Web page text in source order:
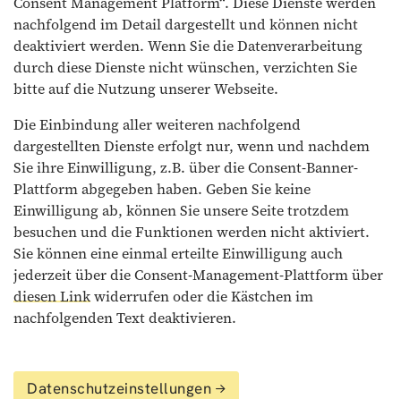
nachfolgend im Detail dargestellt und können nicht
deaktiviert werden. Wenn Sie die Datenverarbeitung
durch diese Dienste nicht wünschen, verzichten Sie
bitte auf die Nutzung unserer Webseite.
Die Einbindung aller weiteren nachfolgend
dargestellten Dienste erfolgt nur, wenn und nachdem
Sie ihre Einwilligung, z.B. über die Consent-Banner-
Plattform abgegeben haben. Geben Sie keine
Einwilligung ab, können Sie unsere Seite trotzdem
besuchen und die Funktionen werden nicht aktiviert.
Sie können eine einmal erteilte Einwilligung auch
jederzeit über die Consent-Management-Plattform über
diesen Linkwiderrufen oder die Kästchen im
nachfolgenden Text deaktivieren.
Datenschutzeinstellungen